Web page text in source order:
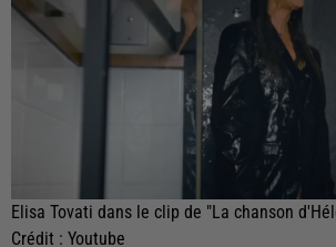
Elisa Tovati dans le clip de "La chanson
Crédit : Youtube